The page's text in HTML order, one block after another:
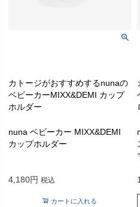
カトージがおすすめするnunaの
ベビーカーMIXX&DEMI カップ
ホルダー
nuna ベビーカー MIXX&DEMI
カップホルダー
4,180 税込
カートに入れる